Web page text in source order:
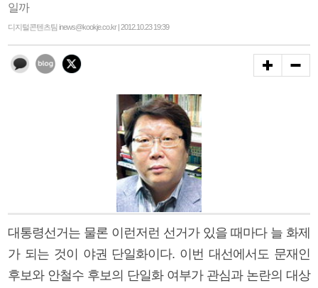
일까
디지털콘텐츠팀 inews@kookje.co.kr | 2012.10.23 19:39
대통령선거는 물론 이런저런 선거가 있을 때마다 늘 화제
가 되는 것이 야권 단일화이다. 이번 대선에서도 문재인
후보와 안철수 후보의 단일화 여부가 관심과 논란의 대상